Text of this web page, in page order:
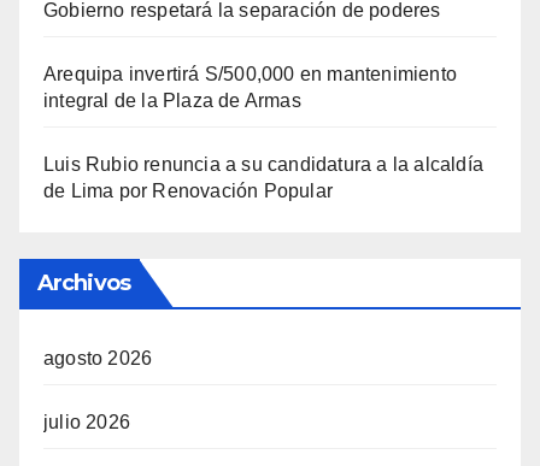
Gobierno respetará la separación de poderes
Arequipa invertirá S/500,000 en mantenimiento
integral de la Plaza de Armas
Luis Rubio renuncia a su candidatura a la alcaldía
de Lima por Renovación Popular
Archivos
agosto 2026
julio 2026